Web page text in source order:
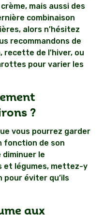
mais aussi des
combinaison
alors n’hésitez
recommandons de
de l’hiver, ou
pour varier les
?
vous pourrez garder
fonction de son
le
et légumes, mettez-y
éviter qu’ils
aux